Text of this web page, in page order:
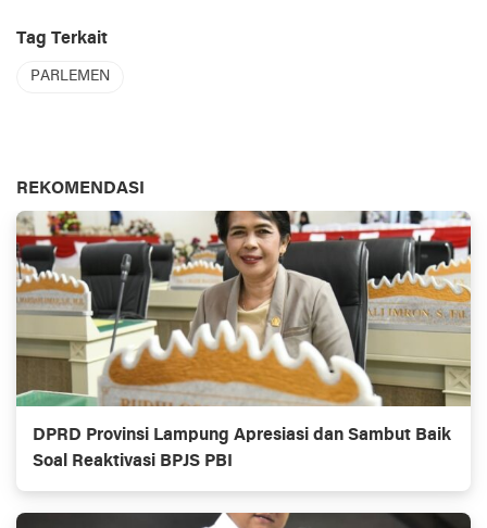
Tag Terkait
PARLEMEN
REKOMENDASI
DPRD Provinsi Lampung Apresiasi dan Sambut Baik
Soal Reaktivasi BPJS PBI